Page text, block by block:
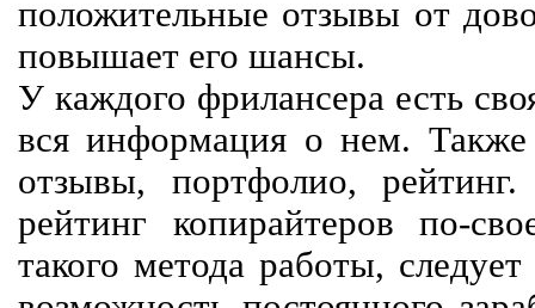
положительные отзывы от
повышает его шансы.
У каждого фрилансера есть
вся информация о нем. Также
отзывы, портфолио,
рейтинг копирайтеров по-
такого метода работы,